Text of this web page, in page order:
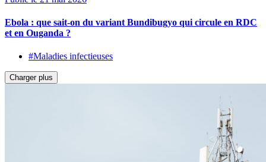
Ebola : que sait-on du variant Bundibugyo qui circule en RDC
et en Ouganda ?
#Maladies infectieuses
Charger plus